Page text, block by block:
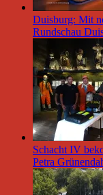
Duisburg: Mit
Rundschau
Schacht IV
Petra